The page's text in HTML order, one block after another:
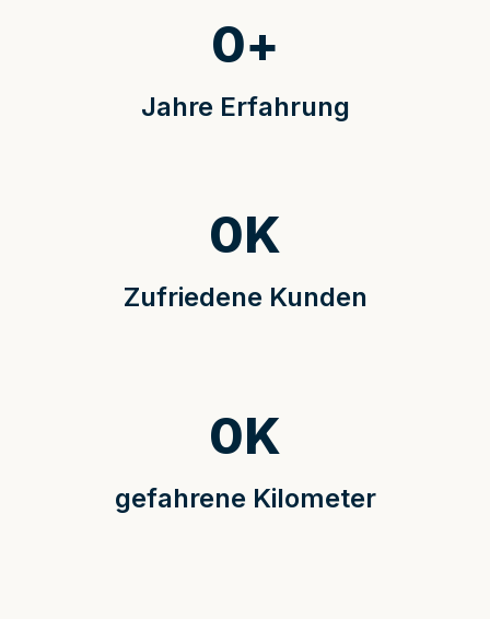
Jahre Erfahrung
0+
Zufriedene Kunden
0K
gefahrene Kilometer
0K